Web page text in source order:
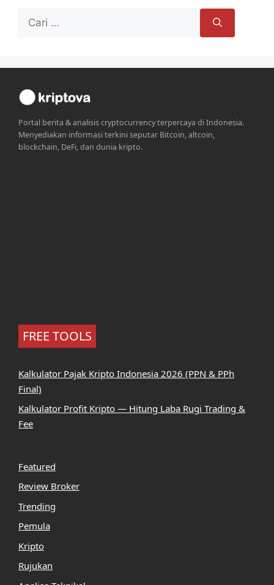
untuk:
Portal berita & analisis cryptocurrency terpercaya di Indonesia.
Menyediakan informasi terkini seputar Bitcoin, altcoin,
blockchain, DeFi, dan dunia kripto.
FREE TOOLS
Kalkulator Pajak Kripto Indonesia 2026 (PPN & PPh
Final)
Kalkulator Profit Kripto — Hitung Laba Rugi Trading &
Fee
Featured
Review Broker
Trending
Pemula
Kripto
Rujukan